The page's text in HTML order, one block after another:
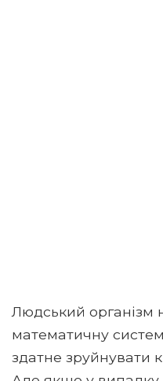
Людський організм
математичну
здатне зруйнувати